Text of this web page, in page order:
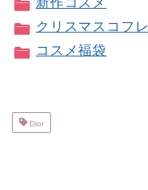
クリスマスコフレ
コスメ福袋
Dior